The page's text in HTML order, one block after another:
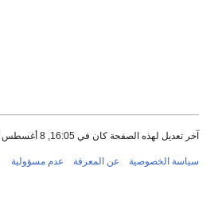
تعديل لهذه الصفحة كان في 16:05, 8 أغسطس 2022.
الخصوصية عن المعرفة عدم مسؤولية